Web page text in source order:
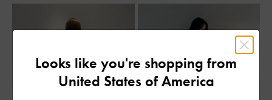
Looks like you're shopping from
United States of America